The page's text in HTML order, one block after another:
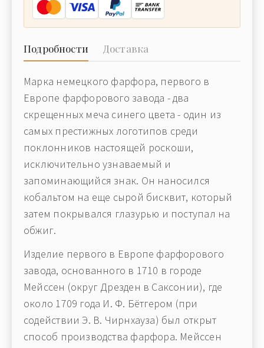
Подробности Доставка
Марка немецкого фарфора, первого в
Европе фарфорового завода - два
скрещенных меча синего цвета - один из
самых престижных логотипов среди
поклонников настоящей роскоши,
исключительно узнаваемый и
запоминающийся знак. Он наносился
кобальтом на еще сырой бисквит, который
затем покрывался глазурью и поступал на
обжиг.
Изделие первого в Европе фарфорового
завода, основанного в 1710 в городе
Мейcсен (округ Дрезден в Саксонии), где
около 1709 года И. Ф. Бётгером (при
содействии Э. В. Чирнхауза) был открыт
способ производства фарфора. Мейcсен